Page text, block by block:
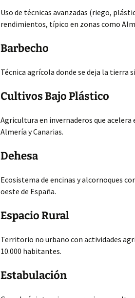
Uso de técnicas avanzadas (riego,
rendimientos, típico en zonas como
Barbecho
Técnica agrícola donde se deja la tierra
Cultivos Bajo Plástico
Agricultura en invernaderos que
Almería y Canarias.
Dehesa
Ecosistema de encinas y alcornoques
oeste de España.
Espacio Rural
Territorio no urbano con actividades
10.000 habitantes.
Estabulación